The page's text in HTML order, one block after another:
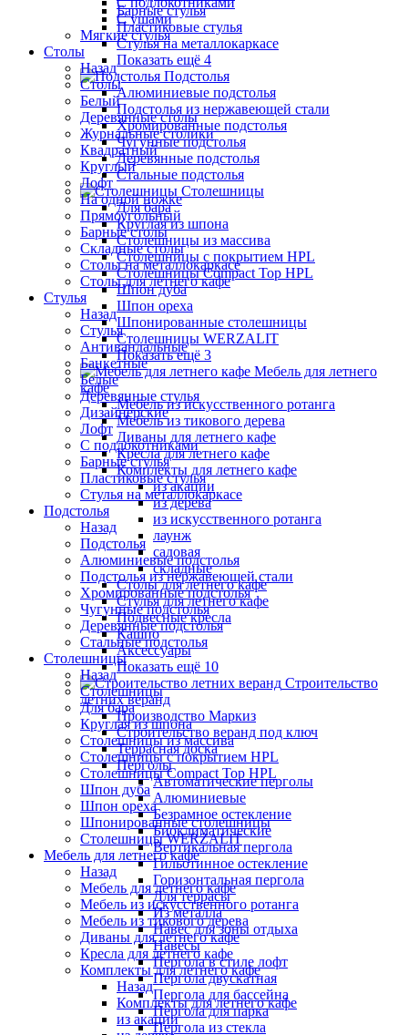
Барные стулья
Пластиковые стулья
Стулья на металлокаркасе
Показать ещё 4
Подстолья
Алюминиевые подстолья
Подстолья из нержавеющей стали
Хромированные подстолья
Чугунные подстолья
Деревянные подстолья
Стальные подстолья
Столешницы
Для бара
Круглая из шпона
Столешницы из массива
Столешницы с покрытием HPL
Столешницы Сompact Top HPL
Шпон дуба
Шпон ореха
Шпонированные столешницы
Столешницы WERZALIT
Показать ещё 3
Мебель для летнего
кафе
Мебель из искусственного ротанга
Мебель из тикового дерева
Диваны для летнего кафе
Кресла для летнего кафе
Комплекты для летнего кафе
из акации
из дерева
из искусственного ротанга
лаунж
садовая
складные
Столы для летнего кафе
Стулья для летнего кафе
Подвесные кресла
Кашпо
Аксессуары
Показать ещё 10
Строительство
летних веранд
Производство Маркиз
Строительство веранд под ключ
Террасная доска
Перголы
Автоматические перголы
Алюминиевые
Безрамное остекление
Биоклиматические
Вертикальная пергола
Гильотинное остекление
Горизонтальная пергола
Для террасы
Из металла
Навес для зоны отдыха
Навесы
Пергола в стиле лофт
Пергола двускатная
Пергола для бассейна
Пергола для парка
Пергола из стекла
С ушами
Мягкие стулья
Столы
Назад
Столы
Белый
Деревянные столы
Журнальные столики
Квадратный
Круглый
Лофт
На одной ножке
Прямоугольный
Барные столы
Складные столы
Столы на металлокаркасе
Столы для летнего кафе
Стулья
Назад
Стулья
Антивандальные
Банкетные
Белые
Деревянные стулья
Дизайнерские
Лофт
С подлокотниками
Барные стулья
Пластиковые стулья
Стулья на металлокаркасе
Подстолья
Назад
Подстолья
Алюминиевые подстолья
Подстолья из нержавеющей стали
Хромированные подстолья
Чугунные подстолья
Деревянные подстолья
Стальные подстолья
Столешницы
Назад
Столешницы
Для бара
Круглая из шпона
Столешницы из массива
Столешницы с покрытием HPL
Столешницы Сompact Top HPL
Шпон дуба
Шпон ореха
Шпонированные столешницы
Столешницы WERZALIT
Мебель для летнего кафе
Назад
Мебель для летнего кафе
Мебель из искусственного ротанга
Мебель из тикового дерева
Диваны для летнего кафе
Кресла для летнего кафе
Комплекты для летнего кафе
Назад
Комплекты для летнего кафе
из акации